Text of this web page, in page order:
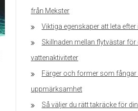
från Mekster
Viktiga egenskaper att leta efter
Skillnaden mellan flytvästar för
vattenaktiviteter
Färger och former som fångar
uppmärksamhet
Så väljer du rätt takräcke för din